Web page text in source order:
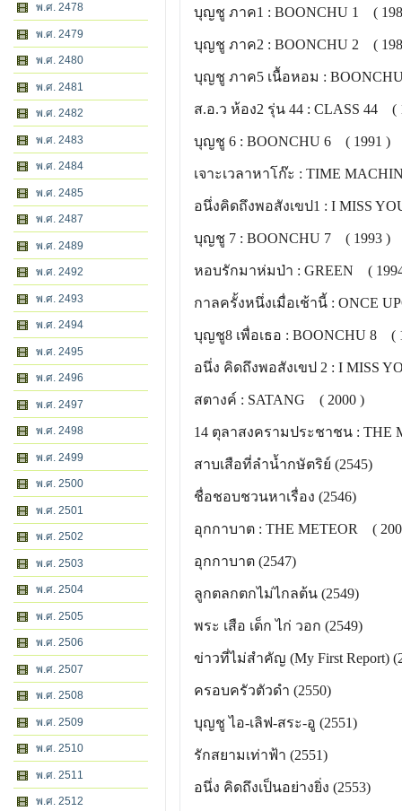
พ.ศ. 2478
พ.ศ. 2479
พ.ศ. 2480
พ.ศ. 2481
พ.ศ. 2482
พ.ศ. 2483
พ.ศ. 2484
พ.ศ. 2485
พ.ศ. 2487
พ.ศ. 2489
พ.ศ. 2492
พ.ศ. 2493
พ.ศ. 2494
พ.ศ. 2495
พ.ศ. 2496
พ.ศ. 2497
พ.ศ. 2498
พ.ศ. 2499
พ.ศ. 2500
พ.ศ. 2501
พ.ศ. 2502
พ.ศ. 2503
พ.ศ. 2504
พ.ศ. 2505
พ.ศ. 2506
พ.ศ. 2507
พ.ศ. 2508
พ.ศ. 2509
พ.ศ. 2510
พ.ศ. 2511
พ.ศ. 2512
บุญชู ภาค1 : BOONCHU 1 (
บุญชู ภาค2 : BOONCHU 2 (
บุญชู ภาค5 เนื้อหอม :
ส.อ.ว ห้อง2 รุ่น 44 : CLASS 44 (
บุญชู 6 : BOONCHU 6 ( 1991 )
เจาะเวลาหาโก๊ะ : TIME
อนึ่งคิดถึงพอสังเขป1 : I MISS
บุญชู 7 : BOONCHU 7 ( 1993 )
หอบรักมาห่มป่า : GREEN (
กาลครั้งหนึ่งเมื่อเช้านี้ : ONCE
บุญชู8 เพื่อเธอ : BOONCHU 8 (
อนึ่ง คิดถึงพอสังเขป 2 : I MISS
สตางค์ : SATANG ( 2000 )
14 ตุลาสงครามประชาชน : THE
สาบเสือที่ลำน้ำกษัตริย์ (2545)
ชื่อชอบชวนหาเรื่อง (2546)
อุกกาบาต : THE METEOR (
อุกกาบาต (2547)
ลูกตลกตกไม่ไกลต้น (2549)
พระ เสือ เด็ก ไก่ วอก (2549)
ข่าวที่ไม่สำคัญ (My First Report)
ครอบครัวตัวดำ (2550)
บุญชู ไอ-เลิฟ-สระ-อู (2551)
รักสยามเท่าฟ้า (2551)
อนึ่ง คิดถึงเป็นอย่างยิ่ง (2553)